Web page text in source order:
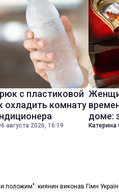
с пластиковой
охладить комнату
августа 2026, 16:19
доме:
Катерина
положим": киянин виконав Гімн